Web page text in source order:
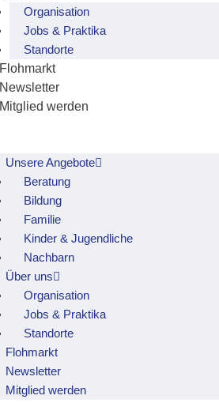
Organisation
Jobs & Praktika
Standorte
Flohmarkt
Newsletter
Mitglied werden
Unsere Angebote
Beratung
Bildung
Familie
Kinder & Jugendliche
Nachbarn
Über uns
Organisation
Jobs & Praktika
Standorte
Flohmarkt
Newsletter
Mitglied werden